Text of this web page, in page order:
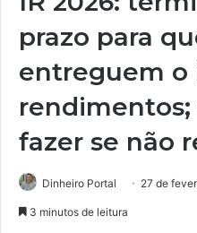
prazo para
entreguem o
fazer se não
Dinheiro Portal 27 de
3 minutos de leitura